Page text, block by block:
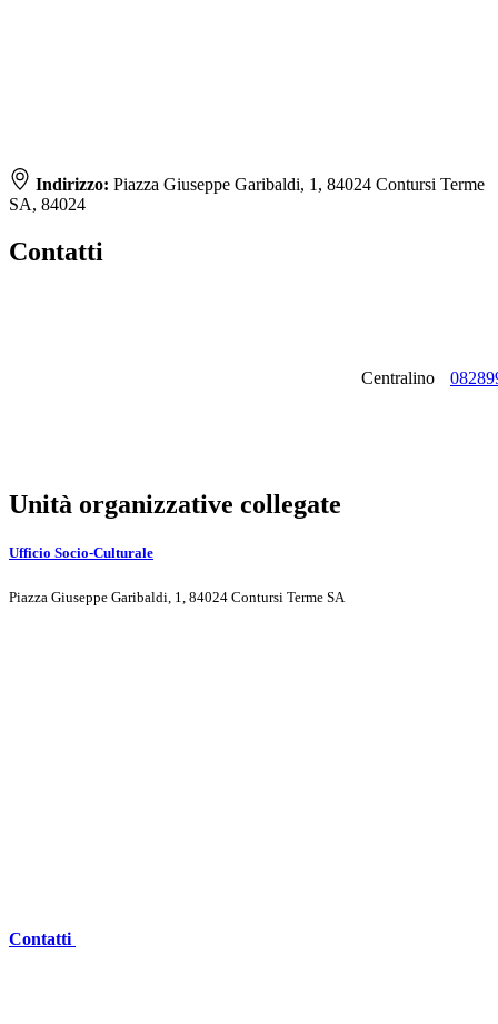
Indirizzo: Piazza Giuseppe Garibaldi, 1, 84024 Contursi Terme
SA, 84024
Contatti
Centralino
Unità organizzative collegate
Ufficio Socio-Culturale
Piazza Giuseppe Garibaldi, 1, 84024 Contursi Terme SA
Contatti